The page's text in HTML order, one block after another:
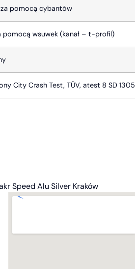
pomocą cybantów
pomocą wsuwek (kanał – t-profil)
City Crash Test, TÜV, atest 8 SD 1305
Speed Alu Silver Kraków